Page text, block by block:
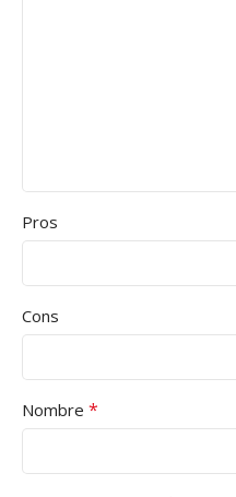
Pros
Cons
Nombre *